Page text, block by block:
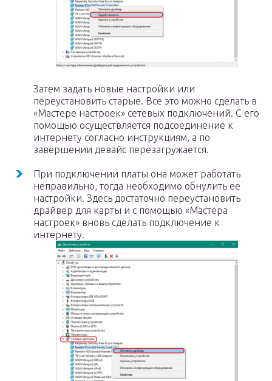
Затем задать новые настройки или
переустановить старые. Все это можно сделать в
«Мастере настроек» сетевых подключений. С его
помощью осуществляется подсоединение к
интернету согласно инструкциям, а по
завершении девайс перезагружается.
При подключении платы она может работать
неправильно, тогда необходимо обнулить ее
настройки. Здесь достаточно переустановить
драйвер для карты и с помощью «Мастера
настроек» вновь сделать подключение к
интернету.